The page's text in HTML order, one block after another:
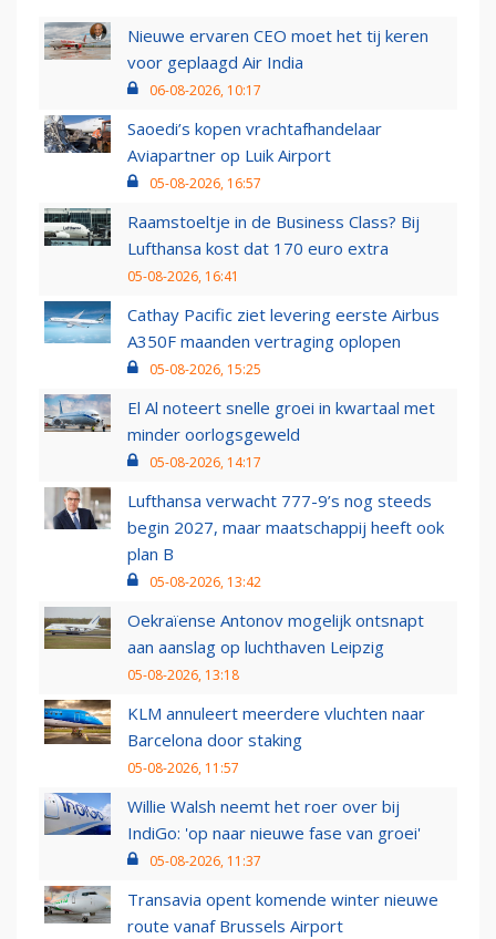
Nieuwe ervaren CEO moet het tij keren
voor geplaagd Air India
06-08-2026, 10:17
Saoedi’s kopen vrachtafhandelaar
Aviapartner op Luik Airport
05-08-2026, 16:57
Raamstoeltje in de Business Class? Bij
Lufthansa kost dat 170 euro extra
05-08-2026, 16:41
Cathay Pacific ziet levering eerste Airbus
A350F maanden vertraging oplopen
05-08-2026, 15:25
El Al noteert snelle groei in kwartaal met
minder oorlogsgeweld
05-08-2026, 14:17
Lufthansa verwacht 777-9’s nog steeds
begin 2027, maar maatschappij heeft ook
plan B
05-08-2026, 13:42
Oekraïense Antonov mogelijk ontsnapt
aan aanslag op luchthaven Leipzig
05-08-2026, 13:18
KLM annuleert meerdere vluchten naar
Barcelona door staking
05-08-2026, 11:57
Willie Walsh neemt het roer over bij
IndiGo: 'op naar nieuwe fase van groei'
05-08-2026, 11:37
Transavia opent komende winter nieuwe
route vanaf Brussels Airport